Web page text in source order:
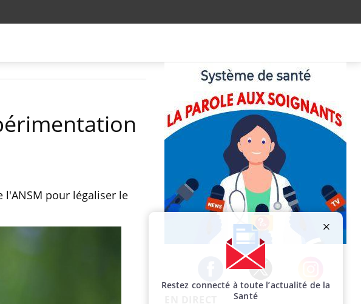
pour légaliser le
Facebook Twitter Instagram
Restez connecté à toute l’actualité de la
Santé